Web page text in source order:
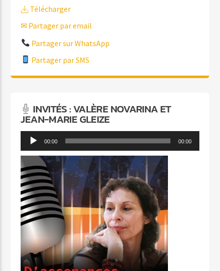
Télécharger
✉ Partager par email
Partager sur WhatsApp
Partager par SMS
INVITÉS : VALÈRE NOVARINA ET
JEAN-MARIE GLEIZE
Lecteur 00:00 00:00